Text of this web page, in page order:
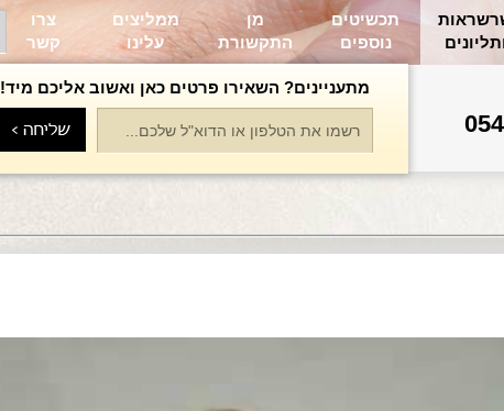
תכשיטים
נוספים
מן
התקשורת
ממליצים
עלינו
צרו
קשר
מתעניינים? השאירו פרטים כאן ואשוב אליכם מיד!